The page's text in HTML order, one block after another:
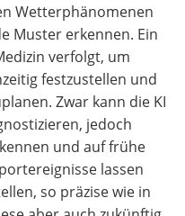
Wetterphänomenen
Muster erkennen. Ein
verfolgt, um
festzustellen und
Zwar kann die KI
jedoch
und auf frühe
lassen
so präzise wie in